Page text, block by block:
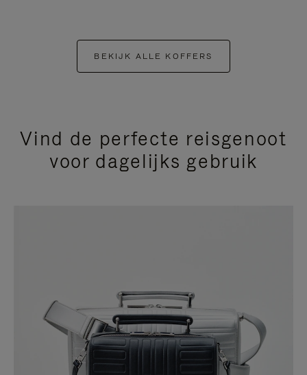
BEKIJK ALLE KOFFERS
Vind de perfecte reisgenoot
voor dagelijks gebruik